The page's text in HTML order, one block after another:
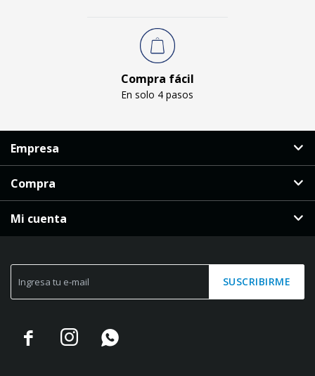
Compra fácil
En solo 4 pasos
SUSCRIBIRME
  
Empresa
Compra
Mi cuenta